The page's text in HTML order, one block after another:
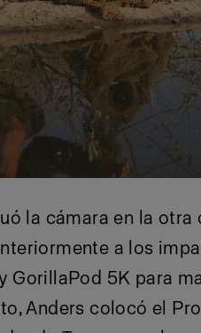
la cámara en la otra
a los
GorillaPod 5K para
Anders colocó el